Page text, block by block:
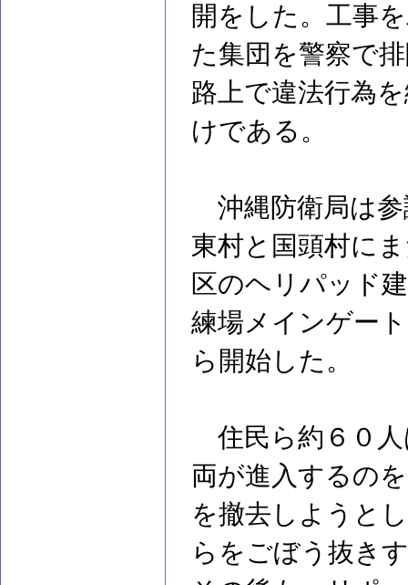
開をした。工事
た集団を警察で
路上で違法行為
けである。
沖縄防衛局は参
東村と国頭村に
区のヘリパッド
練場メインゲー
ら開始した。
住民ら約６０人
両が進入するの
を撤去しようと
らをごぼう抜き